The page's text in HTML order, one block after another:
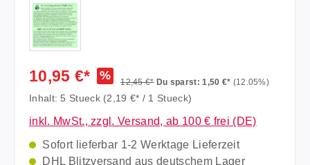
10,95 €* % 12,45 €* Du sparst: 1,50 €* (12.05%)
Inhalt: 5 Stueck (2,19 €* / 1 Stueck)
inkl. MwSt., zzgl. Versand, ab 100 € frei (DE)
Sofort lieferbar 1-2 Werktage Lieferzeit
DHL Blitzversand aus deutschem Lager